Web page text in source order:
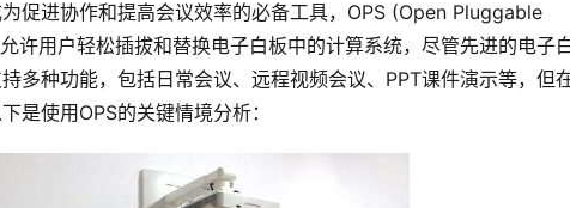
促进协作和提高会议效率的必备工具，OPS (Open Pluggable
用户轻松插拔和替换电子白板中的计算系统，尽管先进的电子
多种功能，包括日常会议、远程视频会议、PPT课件演示等，但
是使用OPS的关键情境分析：